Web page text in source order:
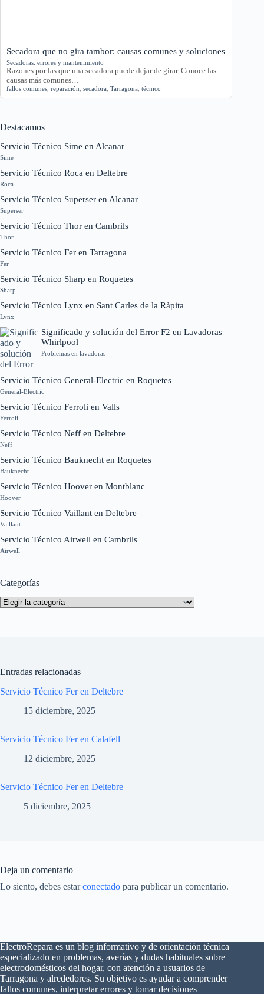
Secadora que no gira tambor: causas comunes y soluciones
Secadoras: errores y mantenimiento
Razones por las que una secadora puede dejar de girar. Conoce las
causas más comunes…
fallos comunes reparación secadora Tarragona técnico
Destacamos
Servicio Técnico Sime en Alcanar
Sime
Servicio Técnico Roca en Deltebre
Roca
Servicio Técnico Superser en Alcanar
Superser
Servicio Técnico Thor en Cambrils
Thor
Servicio Técnico Fer en Tarragona
Fer
Servicio Técnico Sharp en Roquetes
Sharp
Servicio Técnico Lynx en Sant Carles de la Ràpita
Lynx
Significado y solución del Error F2 en Lavadoras
Whirlpool
Problemas en lavadoras
Servicio Técnico General-Electric en Roquetes
General-Electric
Servicio Técnico Ferroli en Valls
Ferroli
Servicio Técnico Neff en Deltebre
Neff
Servicio Técnico Bauknecht en Roquetes
Bauknecht
Servicio Técnico Hoover en Montblanc
Hoover
Servicio Técnico Vaillant en Deltebre
Vaillant
Servicio Técnico Airwell en Cambrils
Airwell
Categorías
Categorías
Entradas relacionadas
Servicio Técnico Fer en Deltebre
15 diciembre, 2025
Servicio Técnico Fer en Calafell
12 diciembre, 2025
Servicio Técnico Fer en Deltebre
5 diciembre, 2025
Deja un comentario
Lo siento, debes estarconectado para publicar un comentario.
ElectroRepara es un blog informativo y de orientación técnica
especializado en problemas, averías y dudas habituales sobre
electrodomésticos del hogar, con atención a usuarios de
Tarragona y alrededores. Su objetivo es ayudar a comprender
fallos comunes, interpretar errores y tomar decisiones